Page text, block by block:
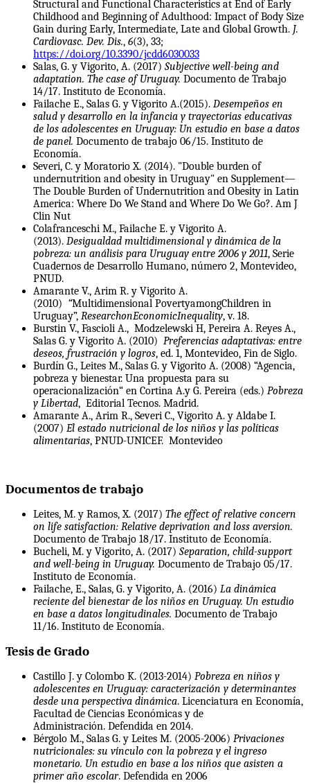
Structural and Functional Characteristics at End of Early
Childhood and Beginning of Adulthood: Impact of Body Size
Gain during Early, Intermediate, Late and Global Growth. J.
Cardiovasc. Dev. Dis., 6(3), 33;
https://doi.org/10.3390/jcdd6030033
Salas, G. y Vigorito, A. (2017) Subjective well-being and
adaptation. The case of Uruguay. Documento de Trabajo
14/17. Instituto de Economía.
Failache E., Salas G. y Vigorito A.(2015). Desempeños en
salud y desarrollo en la infancia y trayectorias educativas
de los adolescentes en Uruguay: Un estudio en base a datos
de panel. Documento de trabajo 06/15. Instituto de
Economía.
Severi, C. y Moratorio X. (2014). "Double burden of
undernutrition and obesity in Uruguay" en Supplement—
The Double Burden of Undernutrition and Obesity in Latin
America: Where Do We Stand and Where Do We Go?. Am J
Clin Nut
Colafranceschi M., Failache E. y Vigorito A.
(2013). Desigualdad multidimensional y dinámica de la
pobreza: un análisis para Uruguay entre 2006 y 2011, Serie
Cuadernos de Desarrollo Humano, número 2, Montevideo,
PNUD.
Amarante V., Arim R. y Vigorito A.
(2010) “Multidimensional PovertyamongChildren in
Uruguay”, ResearchonEconomicInequality, v. 18.
Burstin V., Fascioli A., Modzelewski H, Pereira A. Reyes A.,
Salas G. y Vigorito A. (2010) Preferencias adaptativas: entre
deseos, frustración y logros, ed. 1, Montevideo, Fin de Siglo.
Burdín G., Leites M., Salas G. y Vigorito A. (2008) “Agencia,
pobreza y bienestar. Una propuesta para su
operacionalización“ en Cortina A.y G. Pereira (eds.) Pobreza
y Libertad, Editorial Tecnos. Madrid.
Amarante A., Arim R., Severi C., Vigorito A. y Aldabe I.
(2007) El estado nutricional de los niños y las políticas
alimentarias, PNUD-UNICEF. Montevideo
Documentos de trabajo
Leites, M. y Ramos, X. (2017) The effect of relative concern
on life satisfaction: Relative deprivation and loss aversion.
Documento de Trabajo 18/17. Instituto de Economía.
Bucheli, M. y Vigorito, A. (2017) Separation, child-support
and well-being in Uruguay. Documento de Trabajo 05/17.
Instituto de Economía.
Failache, E., Salas, G. y Vigorito, A. (2016) La dinámica
reciente del bienestar de los niños en Uruguay. Un estudio
en base a datos longitudinales. Documento de Trabajo
11/16. Instituto de Economía.
Tesis de Grado
Castillo J. y Colombo K. (2013-2014) Pobreza en niños y
adolescentes en Uruguay: caracterización y determinantes
desde una perspectiva dinámica. Licenciatura en Economía,
Facultad de Ciencias Económicas y de
Administración. Defendida en 2014.
Bérgolo M., Salas G. y Leites M. (2005-2006) Privaciones
nutricionales: su vínculo con la pobreza y el ingreso
monetario. Un estudio en base a los niños que asisten a
primer año escolar. Defendida en 2006